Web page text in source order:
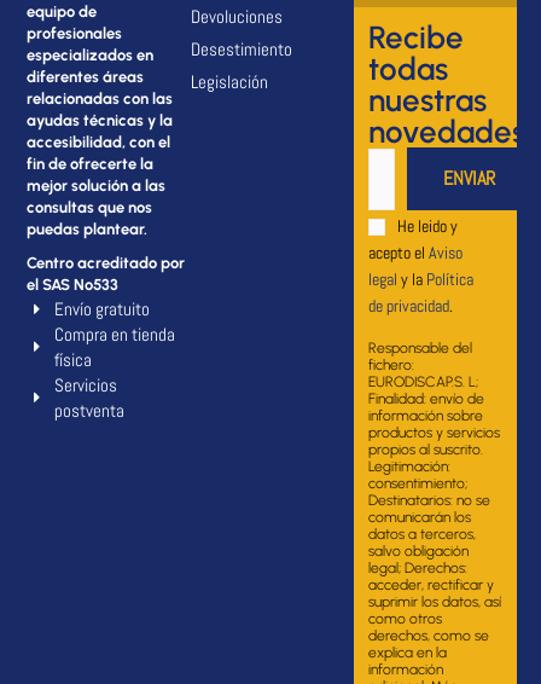
equipo de
profesionales
especializados en
diferentes áreas
relacionadas con las
ayudas técnicas y la
accesibilidad, con el
fin de ofrecerte la
mejor solución a las
consultas que nos
puedas plantear.
Centro acreditado por
el SAS Nº533
Envío gratuito
Compra en tienda
física
Servicios
postventa
Devoluciones
Desestimiento
Legislación
Recibe
todas
nuestras
novedades
He leido y
acepto el Aviso
legal y la Política
de privacidad.
Responsable del
fichero:
EURODISCAP.S. L;
Finalidad: envío de
información sobre
productos y servicios
propios al suscrito.
Legitimación:
consentimiento;
Destinatarios: no se
comunicarán los
datos a terceros,
salvo obligación
legal; Derechos:
acceder, rectificar y
suprimir los datos, así
como otros
derechos, como se
explica en la
información